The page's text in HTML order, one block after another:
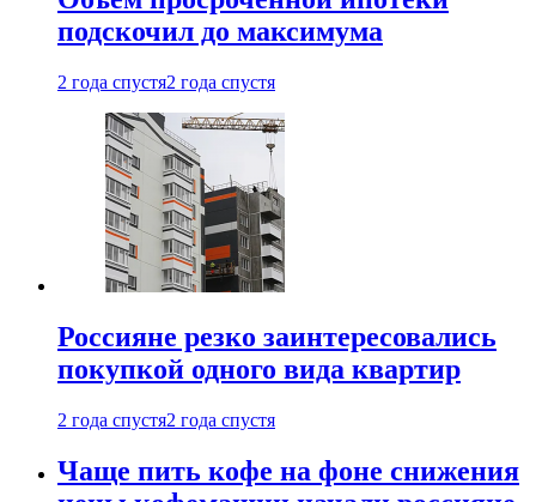
подскочил до максимума
2 года спустя2 года спустя
Россияне резко заинтересовались
покупкой одного вида квартир
2 года спустя2 года спустя
Чаще пить кофе на фоне снижения